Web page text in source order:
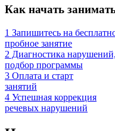
Как начать
1 Запишитесь на
пробное занятие
2 Диагностика нарушений,
подбор программы
3 Оплата и старт
занятий
4 Успешная коррекция
речевых нарушений